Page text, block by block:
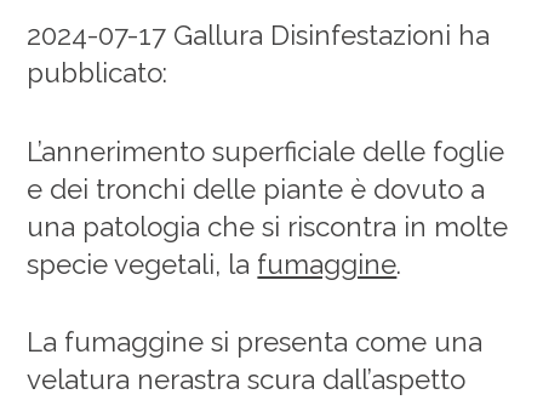
2024-07-17 Gallura Disinfestazioni ha
pubblicato:
L’annerimento superficiale delle foglie
e dei tronchi delle piante è dovuto a
una patologia che si riscontra in molte
specie vegetali, la fumaggine.
La fumaggine si presenta come una
velatura nerastra scura dall’aspetto